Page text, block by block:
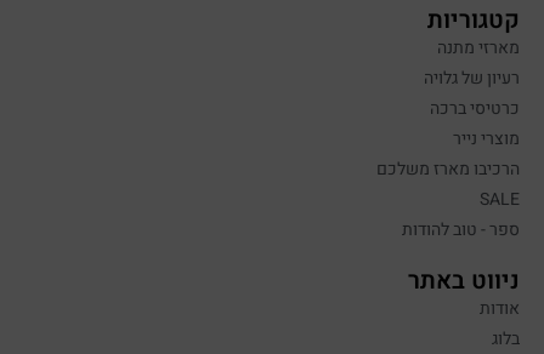
קטגוריות
מארזי מתנה
רעיון של גלויה
כרטיסי ברכה
מוצרי נייר
הרכיבו מארז משלכם
SALE
ספר - טוב להודות
ניווט באתר
אודות
בלוג